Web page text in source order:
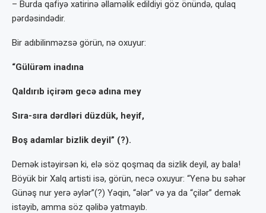
– Burda qafiyə xatirinə əllaməlik edildiyi göz önündə, qulaq
pərdəsindədir.
Bir adıbilinməzsə görün, nə oxuyur:
“Gülürəm inadına
Qaldırıb içirəm gecə adına mey
Sıra-sıra dərdləri düzdük, heyif,
Boş adamlar bizlik deyil” (?).
Demək istəyirsən ki, elə söz qoşmaq da sizlik deyil, ay bala!
Böyük bir Xalq artis­ti isə, görün, necə oxuyur: “Yenə bu səhər
Günəş nur yerə əylər”(?) Yəqin, “ələr” və ya da “çilər” demək
istəyib, amma söz qəlibə yatmayıb.